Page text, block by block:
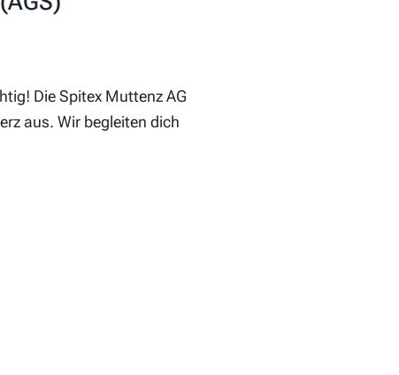
Die Spitex Muttenz AG
aus. Wir begleiten dich